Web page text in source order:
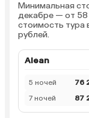
Минимальная
декабре — от 58
стоимость тура
рублей.
Alean
5 ночей
76
7 ночей
87